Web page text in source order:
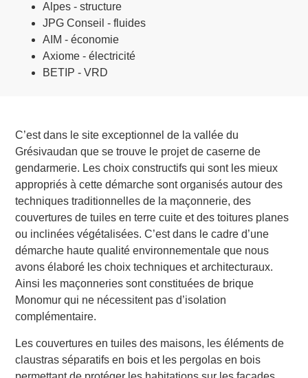
Alpes - structure
JPG Conseil - fluides
AIM - économie
Axiome - électricité
BETIP - VRD
C’est dans le site exceptionnel de la vallée du
Grésivaudan que se trouve le projet de caserne de
gendarmerie. Les choix constructifs qui sont les mieux
appropriés à cette démarche sont organisés autour des
techniques traditionnelles de la maçonnerie, des
couvertures de tuiles en terre cuite et des toitures planes
ou inclinées végétalisées. C’est dans le cadre d’une
démarche haute qualité environnementale que nous
avons élaboré les choix techniques et architecturaux.
Ainsi les maçonneries sont constituées de brique
Monomur qui ne nécessitent pas d’isolation
complémentaire.
Les couvertures en tuiles des maisons, les éléments de
claustras séparatifs en bois et les pergolas en bois